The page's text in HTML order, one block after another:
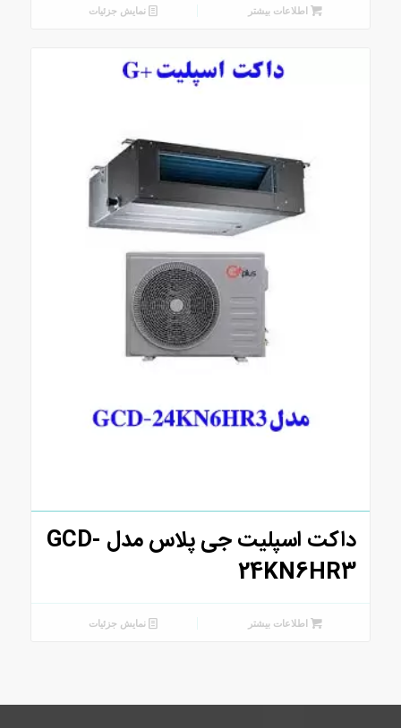
اطلاعات بیشتر نمایش جزئیات
داکت اسپلیت جی پلاس مدل GCD-
24KN6HR3
اطلاعات بیشتر نمایش جزئیات